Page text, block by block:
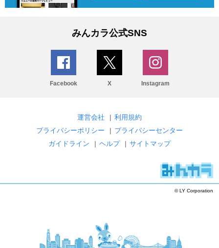
みんカラ公式SNS
Facebook X Instagram
運営会社 | 利用規約
プライバシーポリシー
| プライバシーセンター
ガイドライン
| ヘルプ | サイトマップ
© LY Corporation